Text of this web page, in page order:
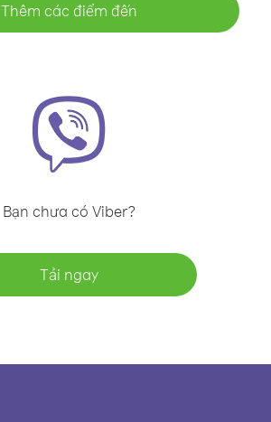
Thêm các điểm đến
Bạn chưa có Viber?
Tải ngay